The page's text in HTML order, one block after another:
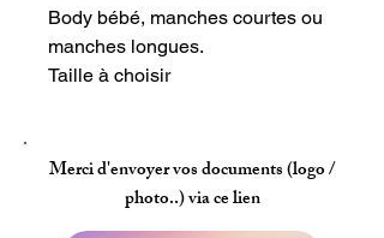
Body bébé, manches courtes ou
manches longues.
Taille à choisir
A personnaliser à volonté
Merci d'envoyer vos documents (logo /
photo..) via ce lien